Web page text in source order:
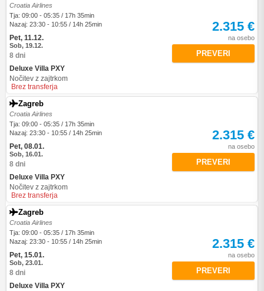
Croatia Airlines
Tja: 09:00 - 05:35 / 17h 35min
Nazaj: 23:30 - 10:55 / 14h 25min
Pet, 11.12.
Sob, 19.12.
8 dni
Deluxe Villa PXY
Nočitev z zajtrkom
Brez transferja
2.315 €
na osebo
PREVERI
Zagreb
Croatia Airlines
Tja: 09:00 - 05:35 / 17h 35min
Nazaj: 23:30 - 10:55 / 14h 25min
Pet, 08.01.
Sob, 16.01.
8 dni
Deluxe Villa PXY
Nočitev z zajtrkom
Brez transferja
2.315 €
na osebo
PREVERI
Zagreb
Croatia Airlines
Tja: 09:00 - 05:35 / 17h 35min
Nazaj: 23:30 - 10:55 / 14h 25min
Pet, 15.01.
Sob, 23.01.
8 dni
Deluxe Villa PXY
2.315 €
na osebo
PREVERI